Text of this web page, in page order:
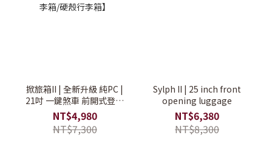
掀旅箱II | 全新升級 純PC |
21吋 一鍵煞車 前開式登機
行李箱【登機行李箱/前開
式行李箱/硬殼行李箱】
NT$4,980
NT$7,300
Sylph II | 25 inch front
opening luggage
NT$6,380
NT$8,300